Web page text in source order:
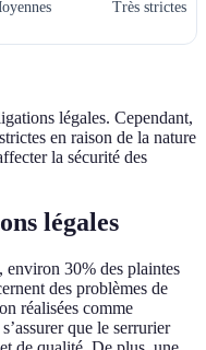
Très strictes
légales. Cependant,
en raison de la nature
la sécurité des
légales
environ 30% des plaintes
des problèmes de
réalisées comme
que le serrurier